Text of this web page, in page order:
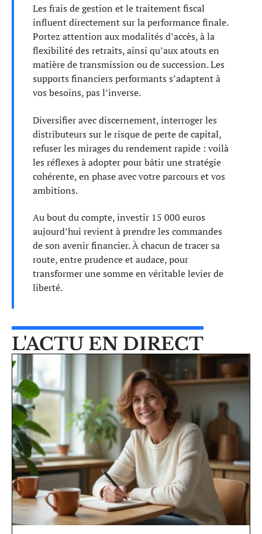
Les frais de gestion et le traitement fiscal
influent directement sur la performance finale.
Portez attention aux modalités d’accès, à la
flexibilité des retraits, ainsi qu’aux atouts en
matière de transmission ou de succession. Les
supports financiers performants s’adaptent à
vos besoins, pas l’inverse.
Diversifier avec discernement, interroger les
distributeurs sur le risque de perte de capital,
refuser les mirages du rendement rapide : voilà
les réflexes à adopter pour bâtir une stratégie
cohérente, en phase avec votre parcours et vos
ambitions.
Au bout du compte, investir 15 000 euros
aujourd’hui revient à prendre les commandes
de son avenir financier. À chacun de tracer sa
route, entre prudence et audace, pour
transformer une somme en véritable levier de
liberté.
L'ACTU EN DIRECT